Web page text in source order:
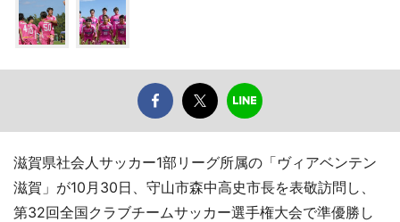
滋賀県社会人サッカー1部リーグ所属の「ヴィアベンテン
滋賀」が10月30日、守山市森中高史市長を表敬訪問し、
第32回全国クラブチームサッカー選手権大会で準優勝し